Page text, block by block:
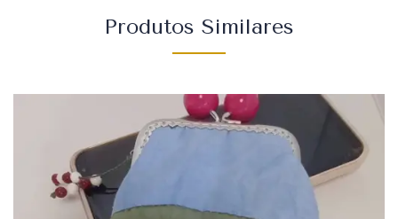
Produtos Similares